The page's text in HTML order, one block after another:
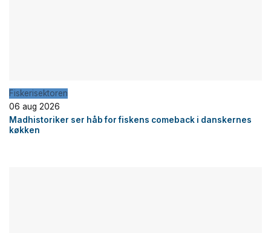
Fiskerisektoren
06 aug 2026
Madhistoriker ser håb for fiskens comeback i danskernes
køkken